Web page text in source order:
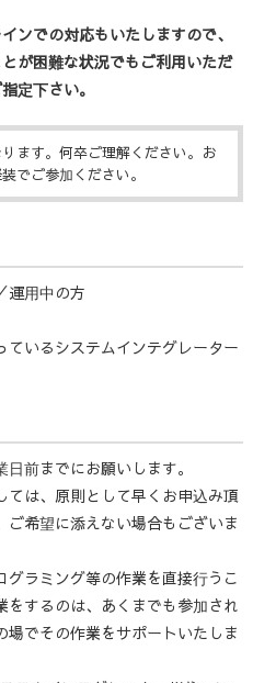
ンでの対応もいたしますので、
が困難な状況でもご利用いただ
定下さい。
ます。何卒ご理解ください。お
でご参加ください。
運用中の方
ているシステムインテグレーター
前までにお願いします。
ては、原則として早くお申込み頂
ご希望に添えない場合もございま
ラミング等の作業を直接行うこ
をするのは、あくまでも参加され
場でその作業をサポートいたしま